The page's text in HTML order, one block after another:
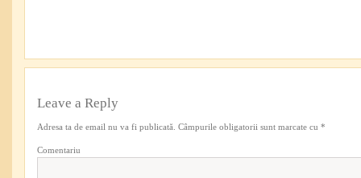
Leave a Reply
Adresa ta de email nu va fi publicată. Câmpurile obligatorii sunt marcate cu *
Comentariu